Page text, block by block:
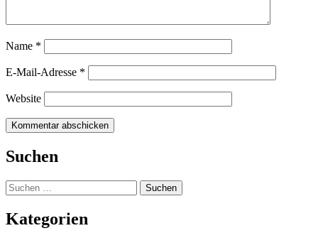
Name *
E-Mail-Adresse *
Website
Suchen
Suchen
nach:
Kategorien